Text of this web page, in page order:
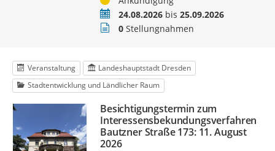
Zeitraum24.08.2026bis 25.09.2026
Stellungnahmen
0Stellungnahmen
Veranstaltung
Landeshauptstadt Dresden
Stadtentwicklung und Ländlicher Raum
Besichtigungstermin zum
Interessensbekundungsverfahren
Bautzner Straße 173: 11. August
2026